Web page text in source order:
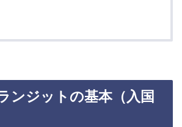
ンジットの基本（入国